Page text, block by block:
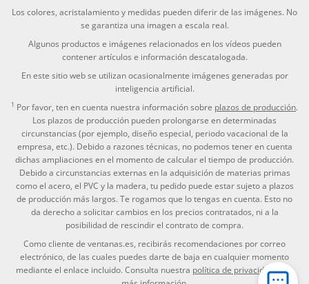
Los colores, acristalamiento y medidas pueden diferir de las imágenes. No
se garantiza una imagen a escala real.
Algunos productos e imágenes relacionados en los vídeos pueden
contener artículos e información descatalogada.
En este sitio web se utilizan ocasionalmente imágenes generadas por
inteligencia artificial.
1 Por favor, ten en cuenta nuestra información sobre plazos de producción.
Los plazos de producción pueden prolongarse en determinadas
circunstancias (por ejemplo, diseño especial, periodo vacacional de la
empresa, etc.). Debido a razones técnicas, no podemos tener en cuenta
dichas ampliaciones en el momento de calcular el tiempo de producción.
Debido a circunstancias externas en la adquisición de materias primas
como el acero, el PVC y la madera, tu pedido puede estar sujeto a plazos
de producción más largos. Te rogamos que lo tengas en cuenta. Esto no
da derecho a solicitar cambios en los precios contratados, ni a la
posibilidad de rescindir el contrato de compra.
Como cliente de ventanas.es, recibirás recomendaciones por correo
electrónico, de las cuales puedes darte de baja en cualquier momento
mediante el enlace incluido. Consulta nuestra política de privacidadpara